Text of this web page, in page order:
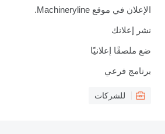
الإعلان في موقع Machineryline.
نشر إعلانك
ضع ملصقًا إعلانيًا
برنامج فرعي
للشركات